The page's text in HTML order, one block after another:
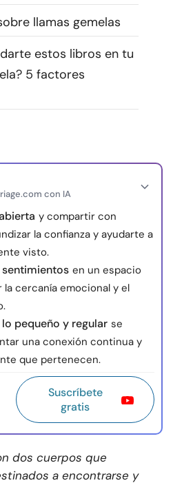
Escríbenos
Publicidad con
llamas gemelas
estos libros en tu
5 factores
con IA
y compartir con
la confianza y ayudarte a
visto.
en un espacio
cercanía emocional y el
pequeño y regular se
una conexión continua y
que pertenecen.
Suscríbete
gratis
dos cuerpos que
a encontrarse y